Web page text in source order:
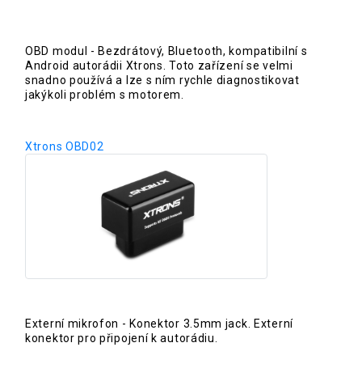
OBD modul - Bezdrátový, Bluetooth, kompatibilní s
Android autorádii Xtrons. Toto zařízení se velmi
snadno používá a lze s ním rychle diagnostikovat
jakýkoli problém s motorem.
Xtrons OBD02
Externí mikrofon - Konektor 3.5mm jack. Externí
konektor pro připojení k autorádiu.